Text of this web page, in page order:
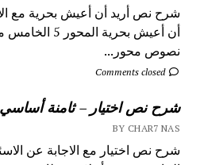
شرح نص أريد أن أعيش بحرية مع
أن أعيش
نصوص محور...
Comments closed
شرح نص اختيار – ثامنة
BY CHAR7 NAS